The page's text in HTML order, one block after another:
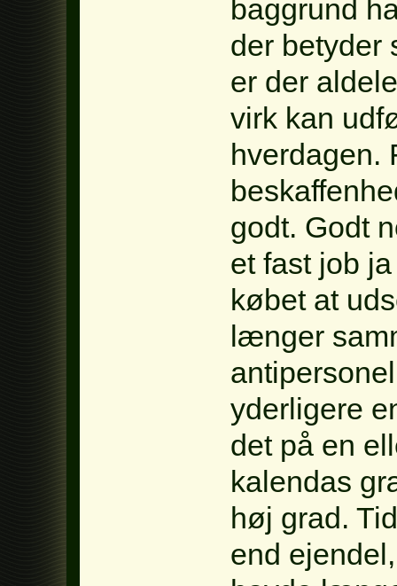
baggrund
der betyder
er der
virk kan
hverdagen.
godt. Godt
et fast job
købet at
længer
yderligere
det på en
kalendas
høj grad.
end